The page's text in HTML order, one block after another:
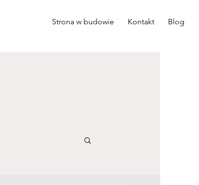
Strona w budowie Kontakt Blog